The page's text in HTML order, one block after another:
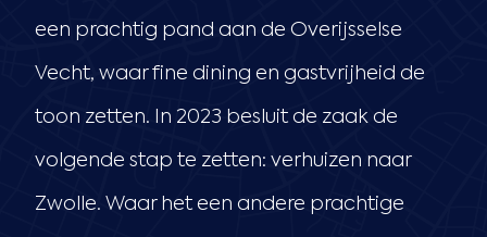
een prachtig pand aan de Overijsselse
Vecht, waar fine dining en gastvrijheid de
toon zetten. In 2023 besluit de zaak de
volgende stap te zetten: verhuizen naar
Zwolle. Waar het een andere prachtige